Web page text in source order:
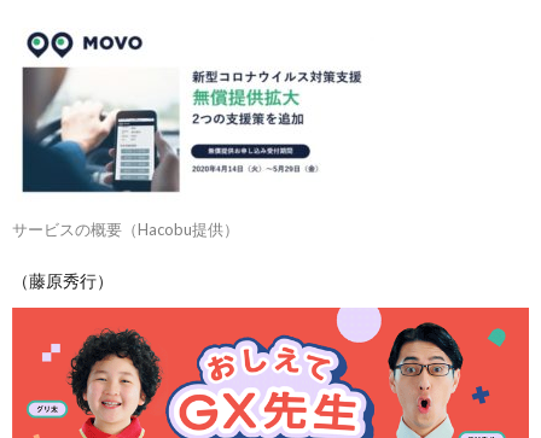
サービスの概要（Hacobu提供）
（藤原秀行）